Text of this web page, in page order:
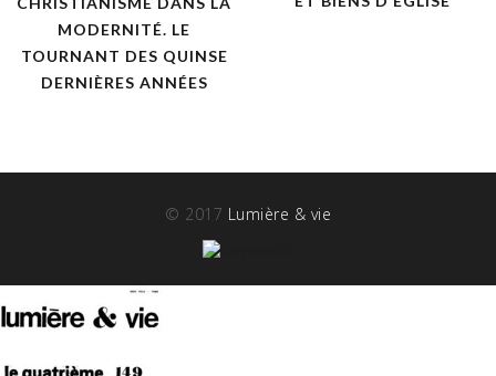
MODERNITÉ. LE
TOURNANT DES QUINSE
DERNIÈRES ANNÉES
© 2017 Lumière & vie